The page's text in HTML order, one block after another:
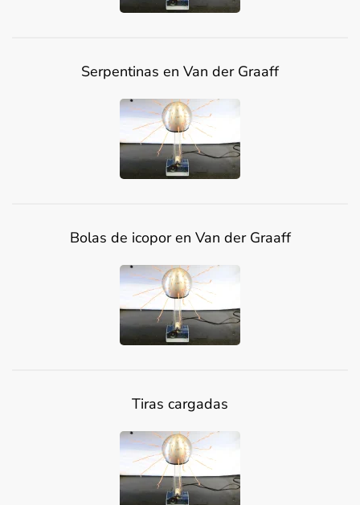
Serpentinas en Van der Graaff
Bolas de icopor en Van der Graaff
Tiras cargadas